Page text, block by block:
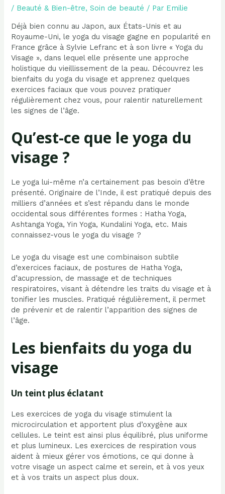
/ Beauté & Bien-être,Soin de beauté / Par Emilie
Déjà bien connu au Japon, aux États-Unis et au
Royaume-Uni, le yoga du visage gagne en popularité en
France grâce à Sylvie Lefranc et à son livre « Yoga du
Visage », dans lequel elle présente une approche
holistique du vieillissement de la peau. Découvrez les
bienfaits du yoga du visage et apprenez quelques
exercices faciaux que vous pouvez pratiquer
régulièrement chez vous, pour ralentir naturellement
les signes de l’âge.
Qu’est-ce que le yoga du
visage ?
Le yoga lui-même n’a certainement pas besoin d’être
présenté. Originaire de l’Inde, il est pratiqué depuis des
milliers d’années et s’est répandu dans le monde
occidental sous différentes formes : Hatha Yoga,
Ashtanga Yoga, Yin Yoga, Kundalini Yoga, etc. Mais
connaissez-vous le yoga du visage ?
Le yoga du visage est une combinaison subtile
d’exercices faciaux, de postures de Hatha Yoga,
d’acupression, de massage et de techniques
respiratoires, visant à détendre les traits du visage et à
tonifier les muscles. Pratiqué régulièrement, il permet
de prévenir et de ralentir l’apparition des signes de
l’âge.
Les bienfaits du yoga du
visage
Un teint plus éclatant
Les exercices de yoga du visage stimulent la
microcirculation et apportent plus d’oxygène aux
cellules. Le teint est ainsi plus équilibré, plus uniforme
et plus lumineux. Les exercices de respiration vous
aident à mieux gérer vos émotions, ce qui donne à
votre visage un aspect calme et serein, et à vos yeux
et à vos traits un aspect plus doux.